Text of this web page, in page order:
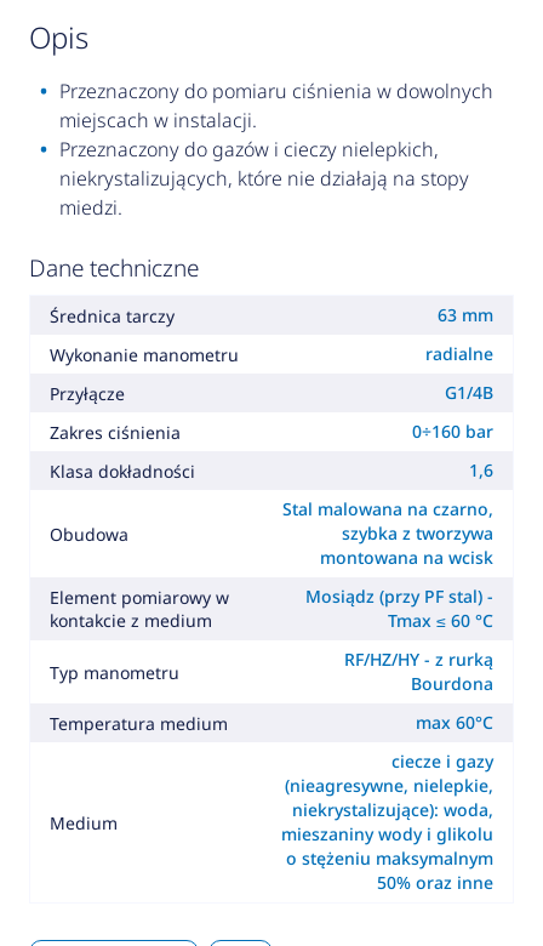
opis
Przeznaczony do pomiaru ciśnienia w dowolnych
miejscach w instalacji.
Przeznaczony do gazów i cieczy nielepkich,
niekrystalizujących, które nie działają na stopy
miedzi.
Dane techniczne
Średnica tarczy
63 mm
Wykonanie manometru
radialne
Przyłącze
G1/4B
Zakres ciśnienia
0÷160 bar
Klasa dokładności
1,6
Obudowa
Stal malowana na czarno,
szybka z tworzywa
montowana na wcisk
Element pomiarowy w
kontakcie z medium
Mosiądz (przy PF stal) -
Tmax ≤ 60 °C
Typ manometru
RF/HZ/HY - z rurką
Bourdona
Temperatura medium
max 60°C
Medium
ciecze i gazy
(nieagresywne, nielepkie,
niekrystalizujące): woda,
mieszaniny wody i glikolu
o stężeniu maksymalnym
50% oraz inne